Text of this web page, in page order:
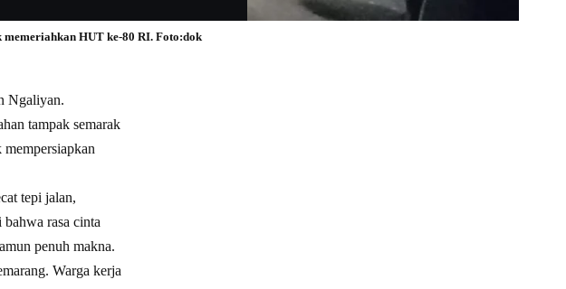
HUT ke-80 RI. Foto:dok
Ngaliyan.
tampak semarak
tepi jalan,
rasa cinta
penuh makna.
Warga kerja